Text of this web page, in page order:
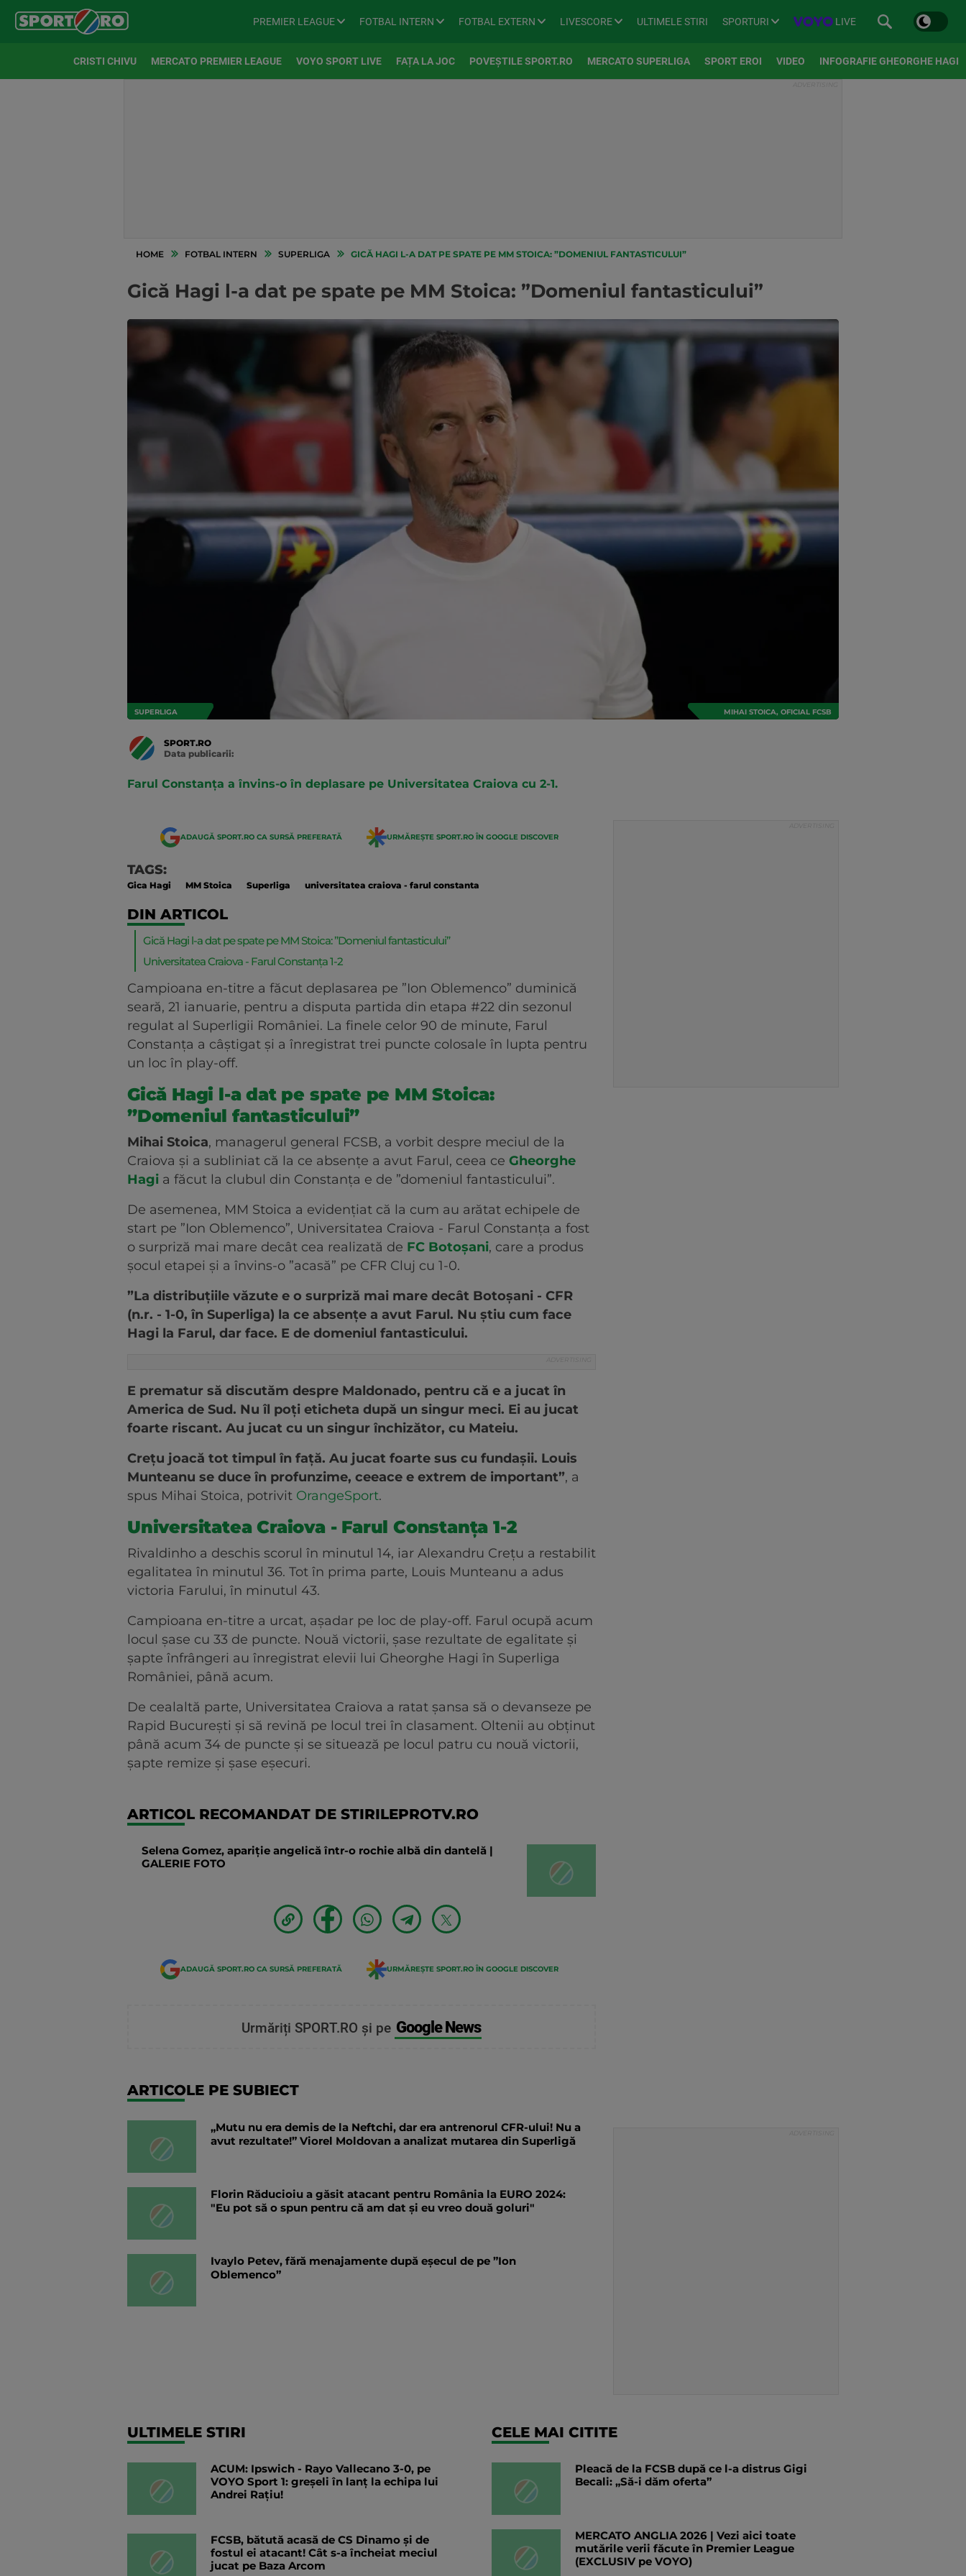
PREMIER LEAGUE FOTBAL INTERN FOTBAL EXTERN LIVESCORE ULTIMELE STIRI SPORTURI LIVE
CRISTI CHIVU MERCATO PREMIER LEAGUE VOYO SPORT LIVE FAȚA LA JOC POVEȘTILE SPORT.RO MERCATO SUPERLIGA SPORT EROI VIDEO INFOGRAFIE GHEORGHE HAGI
HOME FOTBAL INTERN SUPERLIGA GICĂ HAGI L-A DAT PE SPATE PE MM STOICA: ”DOMENIUL FANTASTICULUI”
Gică Hagi l-a dat pe spate pe MM Stoica: ”Domeniul fantasticului”
SUPERLIGA MIHAI STOICA, OFICIAL FCSB
SPORT.RO
Data publicarii:
Farul Constanța a învins-o în deplasare pe Universitatea Craiova cu 2-1.
ADAUGĂ SPORT.RO CA SURSĂ PREFERATĂ URMĂREȘTE SPORT.RO ÎN GOOGLE DISCOVER
TAGS:
Gica Hagi MM Stoica Superliga universitatea craiova - farul constanta
DIN ARTICOL
Gică Hagi l-a dat pe spate pe MM Stoica: ”Domeniul fantasticului”
Universitatea Craiova - Farul Constanța 1-2
Campioana en-titre a făcut deplasarea pe ”Ion Oblemenco” duminică
seară, 21 ianuarie, pentru a disputa partida din etapa #22 din sezonul
regulat al Superligii României. La finele celor 90 de minute, Farul
Constanța a câștigat și a înregistrat trei puncte colosale în lupta pentru
un loc în play-off.
Gică Hagi l-a dat pe spate pe MM Stoica:
”Domeniul fantasticului”
Mihai Stoica, managerul general FCSB, a vorbit despre meciul de la
Craiova și a subliniat că la ce absențe a avut Farul, ceea ce Gheorghe
Hagi a făcut la clubul din Constanța e de ”domeniul fantasticului”.
De asemenea, MM Stoica a evidențiat că la cum au arătat echipele de
start pe ”Ion Oblemenco”, Universitatea Craiova - Farul Constanța a fost
o surpriză mai mare decât cea realizată de FC Botoșani, care a produs
șocul etapei și a învins-o ”acasă” pe CFR Cluj cu 1-0.
”La distribuţiile văzute e o surpriză mai mare decât Botoşani - CFR
(n.r. - 1-0, în Superliga) la ce absenţe a avut Farul. Nu ştiu cum face
Hagi la Farul, dar face. E de domeniul fantasticului.
E prematur să discutăm despre Maldonado, pentru că e a jucat în
America de Sud. Nu îl poţi eticheta după un singur meci. Ei au jucat
foarte riscant. Au jucat cu un singur închizător, cu Mateiu.
Creţu joacă tot timpul în faţă. Au jucat foarte sus cu fundaşii. Louis
Munteanu se duce în profunzime, ceeace e extrem de important”, a
spus Mihai Stoica, potrivit OrangeSport.
Universitatea Craiova - Farul Constanța 1-2
Rivaldinho a deschis scorul în minutul 14, iar Alexandru Crețu a restabilit
egalitatea în minutul 36. Tot în prima parte, Louis Munteanu a adus
victoria Farului, în minutul 43.
Campioana en-titre a urcat, așadar pe loc de play-off. Farul ocupă acum
locul șase cu 33 de puncte. Nouă victorii, șase rezultate de egalitate și
șapte înfrângeri au înregistrat elevii lui Gheorghe Hagi în Superliga
României, până acum.
De cealaltă parte, Universitatea Craiova a ratat șansa să o devanseze pe
Rapid București și să revină pe locul trei în clasament. Oltenii au obținut
până acum 34 de puncte și se situează pe locul patru cu nouă victorii,
șapte remize și șase eșecuri.
ARTICOL RECOMANDAT DE STIRILEPROTV.RO
Selena Gomez, apariție angelică într-o rochie albă din dantelă |
GALERIE FOTO
ADAUGĂ SPORT.RO CA SURSĂ PREFERATĂ URMĂREȘTE SPORT.RO ÎN GOOGLE DISCOVER
Urmăriți SPORT.RO și pe Google News
ARTICOLE PE SUBIECT
„Mutu nu era demis de la Neftchi, dar era antrenorul CFR-ului! Nu a
avut rezultate!” Viorel Moldovan a analizat mutarea din Superligă
Florin Răducioiu a găsit atacant pentru România la EURO 2024:
"Eu pot să o spun pentru că am dat și eu vreo două goluri"
Ivaylo Petev, fără menajamente după eșecul de pe ”Ion
Oblemenco”
ULTIMELE STIRI
ACUM: Ipswich - Rayo Vallecano 3-0, pe
VOYO Sport 1: greșeli în lanț la echipa lui
Andrei Rațiu!
FCSB, bătută acasă de CS Dinamo și de
fostul ei atacant! Cât s-a încheiat meciul
jucat pe Baza Arcom
CELE MAI CITITE
Pleacă de la FCSB după ce l-a distrus Gigi
Becali: „Să-i dăm oferta”
MERCATO ANGLIA 2026 | Vezi aici toate
mutările verii făcute în Premier League
(EXCLUSIV pe VOYO)